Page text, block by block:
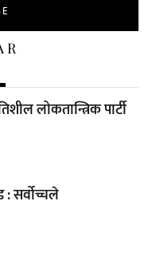
लोकतान्त्रिक पार्टी
: सर्वोच्चले